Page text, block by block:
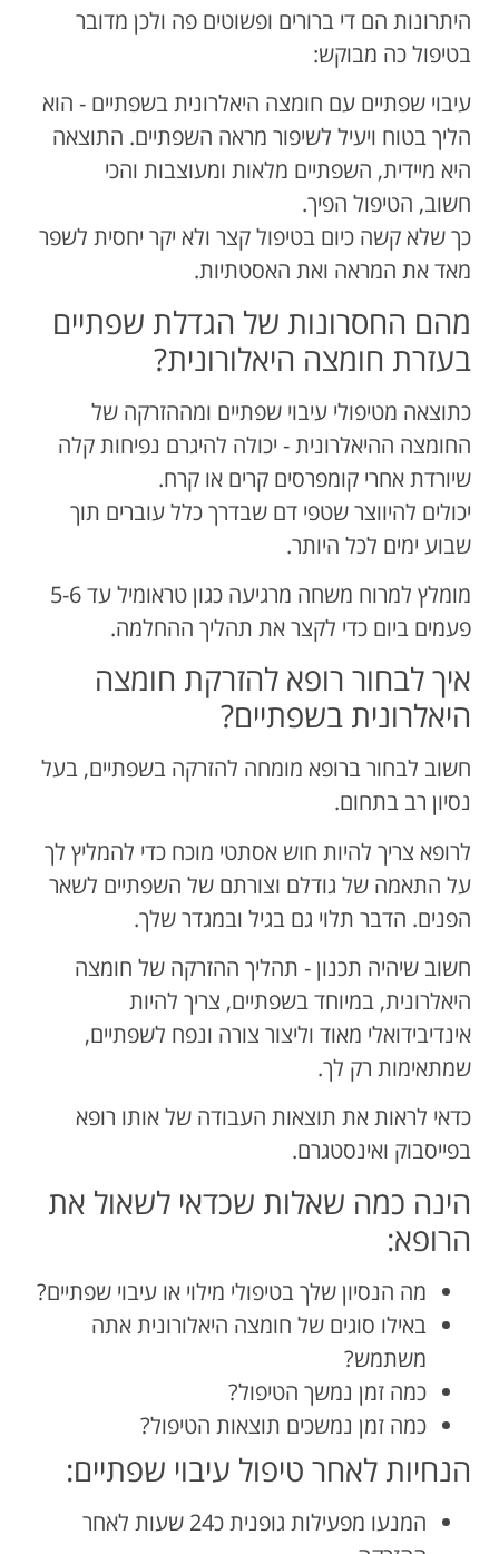
היתרונות הם די ברורים ופשוטים פה ולכן מדובר
בטיפול כה מבוקש:
עיבוי שפתיים עם חומצה היאלרונית בשפתיים - הוא
הליך בטוח ויעיל לשיפור מראה השפתיים. התוצאה
היא מיידית, השפתיים מלאות ומעוצבות והכי
חשוב, הטיפול הפיך.
כך שלא קשה כיום בטיפול קצר ולא יקר יחסית לשפר
מאד את המראה ואת האסטתיות.
מהם החסרונות של הגדלת שפתיים
בעזרת חומצה היאלורונית?
כתוצאה מטיפולי עיבוי שפתיים ומההזרקה של
החומצה ההיאלרונית - יכולה להיגרם נפיחות קלה
שיורדת אחרי קומפרסים קרים או קרח.
יכולים להיווצר שטפי דם שבדרך כלל עוברים תוך
שבוע ימים לכל היותר.
מומלץ למרוח משחה מרגיעה כגון טראומיל עד 5-6
פעמים ביום כדי לקצר את תהליך ההחלמה.
איך לבחור רופא להזרקת חומצה
היאלרונית בשפתיים?
חשוב לבחור ברופא מומחה להזרקה בשפתיים, בעל
נסיון רב בתחום.
לרופא צריך להיות חוש אסתטי מוכח כדי להמליץ לך
על התאמה של גודלם וצורתם של השפתיים לשאר
הפנים. הדבר תלוי גם בגיל ובמגדר שלך.
חשוב שיהיה תכנון - תהליך ההזרקה של חומצה
היאלרונית, במיוחד בשפתיים, צריך להיות
אינדיבידואלי מאוד וליצור צורה ונפח לשפתיים,
שמתאימות רק לך.
כדאי לראות את תוצאות העבודה של אותו רופא
בפייסבוק ואינסטגרם.
הינה כמה שאלות שכדאי לשאול את
הרופא:
מה הנסיון שלך בטיפולי מילוי או עיבוי שפתיים?
באילו סוגים של חומצה היאלורונית אתה
משתמש?
כמה זמן נמשך הטיפול?
כמה זמן נמשכים תוצאות הטיפול?
הנחיות לאחר טיפול עיבוי שפתיים:
המנעו מפעילות גופנית כ24 שעות לאחר